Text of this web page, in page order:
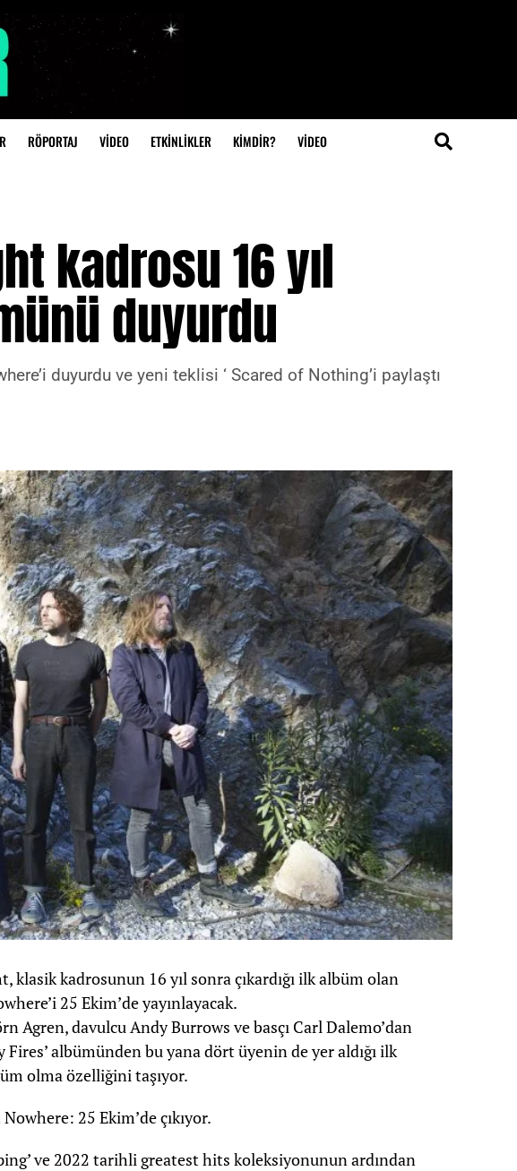
RÖPORTAJ VİDEO ETKİNLİKLER KİMDİR? VIDEO
kadrosu 16 yıl
duyurdu
duyurdu ve yeni teklisi ‘ Scared of Nothing’i paylaştı
kadrosunun 16 yıl sonra çıkardığı ilk albüm olan
25 Ekim’de yayınlayacak.
Agren, davulcu Andy Burrows ve basçı Carl Dalemo’dan
albümünden bu yana dört üyenin de yer aldığı ilk
olma özelliğini taşıyor.
25 Ekim’de çıkıyor.
ve 2022 tarihli greatest hits koleksiyonunun ardından